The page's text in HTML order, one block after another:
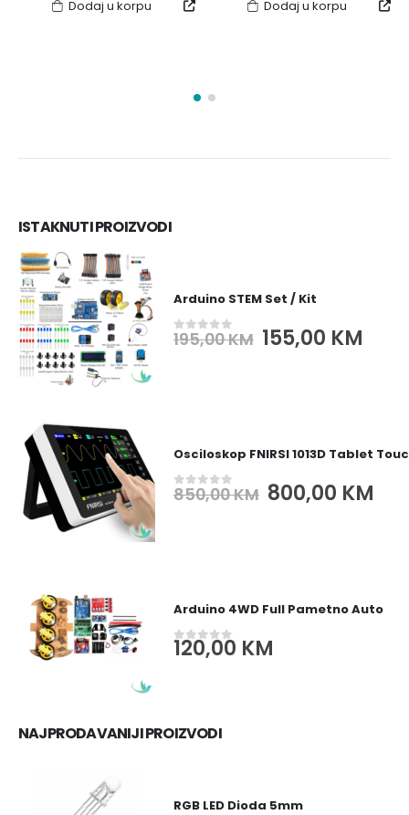
Dodaj u korpu Dodaj u korpu
ISTAKNUTI PROIZVODI
Arduino STEM Set / Kit
0out of 5
195,00KM Original
price
155,00 KM
Osciloskop FNIRSI 1013D Tablet
0out of 5
850,00KM Original
price
800,00 KM
Arduino 4WD Full Pametno Auto
out of 5
120,00 KM
NAJPRODAVANIJI PROIZVODI
RGB LED Dioda 5mm